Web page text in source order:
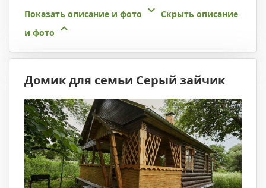
Показать описание и фото
Скрыть описание
и фото
Домик для семьи Серый зайчик